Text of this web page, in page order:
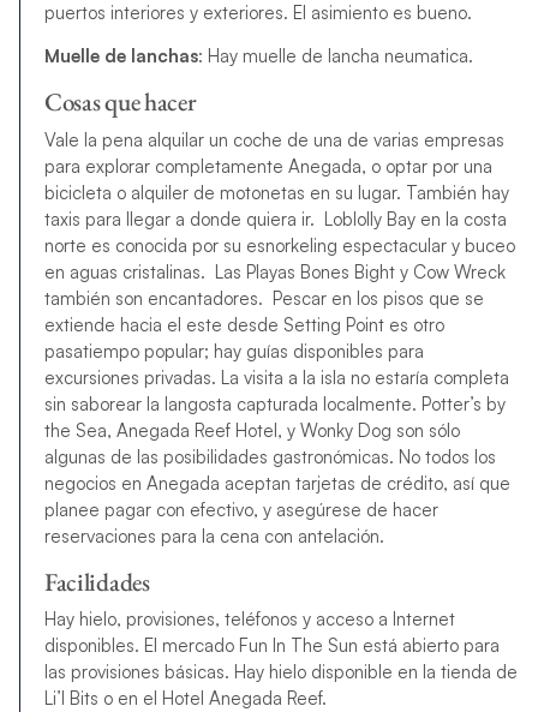
puertos interiores y exteriores. El asimiento es bueno.
Muelle de lanchas: Hay muelle de lancha neumatica.
Cosas que hacer
Vale la pena alquilar un coche de una de varias empresas
para explorar completamente Anegada, o optar por una
bicicleta o alquiler de motonetas en su lugar. También hay
taxis para llegar a donde quiera ir. Loblolly Bay en la costa
norte es conocida por su esnorkeling espectacular y buceo
en aguas cristalinas. Las Playas Bones Bight y Cow Wreck
también son encantadores. Pescar en los pisos que se
extiende hacia el este desde Setting Point es otro
pasatiempo popular; hay guías disponibles para
excursiones privadas. La visita a la isla no estaría completa
sin saborear la langosta capturada localmente. Potter’s by
the Sea, Anegada Reef Hotel, y Wonky Dog son sólo
algunas de las posibilidades gastronómicas. No todos los
negocios en Anegada aceptan tarjetas de crédito, así que
planee pagar con efectivo, y asegúrese de hacer
reservaciones para la cena con antelación.
Facilidades
Hay hielo, provisiones, teléfonos y acceso a Internet
disponibles. El mercado Fun In The Sun está abierto para
las provisiones básicas. Hay hielo disponible en la tienda de
Li’l Bits o en el Hotel Anegada Reef.